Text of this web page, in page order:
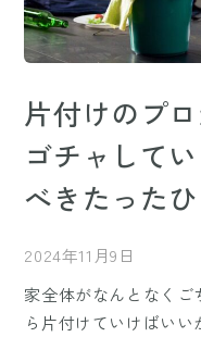
片付けのプ
ゴチャして
べきたった
2024年11月9日
家全体がなんとなく
ら片付けていけばい